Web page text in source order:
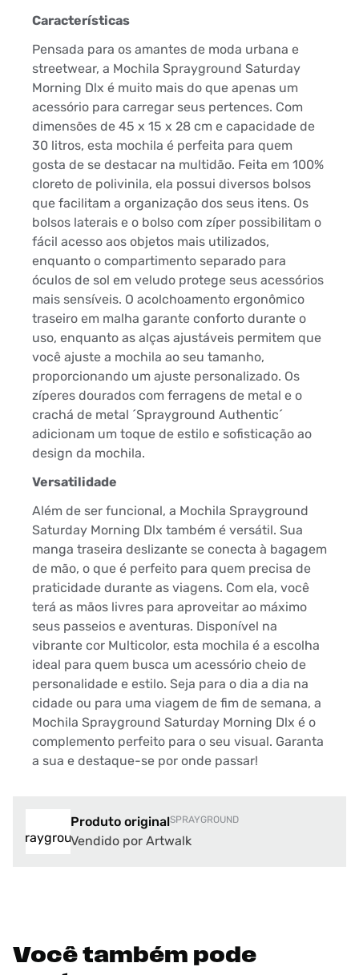
Características
Pensada para os amantes de moda urbana e
streetwear, a Mochila Sprayground Saturday
Morning Dlx é muito mais do que apenas um
acessório para carregar seus pertences. Com
dimensões de 45 x 15 x 28 cm e capacidade de
30 litros, esta mochila é perfeita para quem
gosta de se destacar na multidão. Feita em 100%
cloreto de polivinila, ela possui diversos bolsos
que facilitam a organização dos seus itens. Os
bolsos laterais e o bolso com zíper possibilitam o
fácil acesso aos objetos mais utilizados,
enquanto o compartimento separado para
óculos de sol em veludo protege seus acessórios
mais sensíveis. O acolchoamento ergonômico
traseiro em malha garante conforto durante o
uso, enquanto as alças ajustáveis permitem que
você ajuste a mochila ao seu tamanho,
proporcionando um ajuste personalizado. Os
zíperes dourados com ferragens de metal e o
crachá de metal ´Sprayground Authentic´
adicionam um toque de estilo e sofisticação ao
design da mochila.
Versatilidade
Além de ser funcional, a Mochila Sprayground
Saturday Morning Dlx também é versátil. Sua
manga traseira deslizante se conecta à bagagem
de mão, o que é perfeito para quem precisa de
praticidade durante as viagens. Com ela, você
terá as mãos livres para aproveitar ao máximo
seus passeios e aventuras. Disponível na
vibrante cor Multicolor, esta mochila é a escolha
ideal para quem busca um acessório cheio de
personalidade e estilo. Seja para o dia a dia na
cidade ou para uma viagem de fim de semana, a
Mochila Sprayground Saturday Morning Dlx é o
complemento perfeito para o seu visual. Garanta
a sua e destaque-se por onde passar!
Produto originalSPRAYGROUND
Vendido por Artwalk
Você também pode